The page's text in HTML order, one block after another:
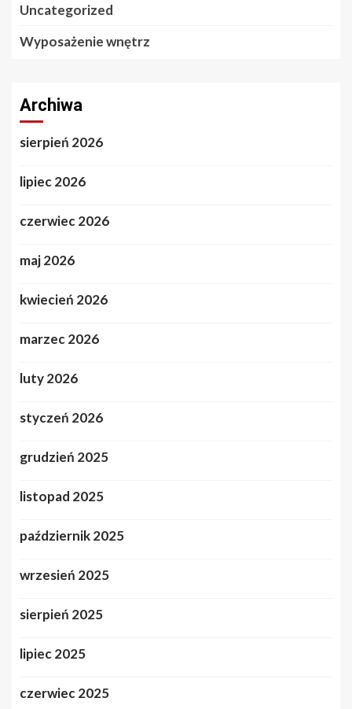
Uncategorized
Wyposażenie wnętrz
Archiwa
sierpień 2026
lipiec 2026
czerwiec 2026
maj 2026
kwiecień 2026
marzec 2026
luty 2026
styczeń 2026
grudzień 2025
listopad 2025
październik 2025
wrzesień 2025
sierpień 2025
lipiec 2025
czerwiec 2025